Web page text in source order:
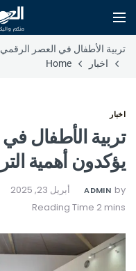
تربية الأطفال في العصر
اخبار
Home
اخبار
تربية الأطفال
يؤكدون أهمية
by
ADMIN أبريل 23, 2025